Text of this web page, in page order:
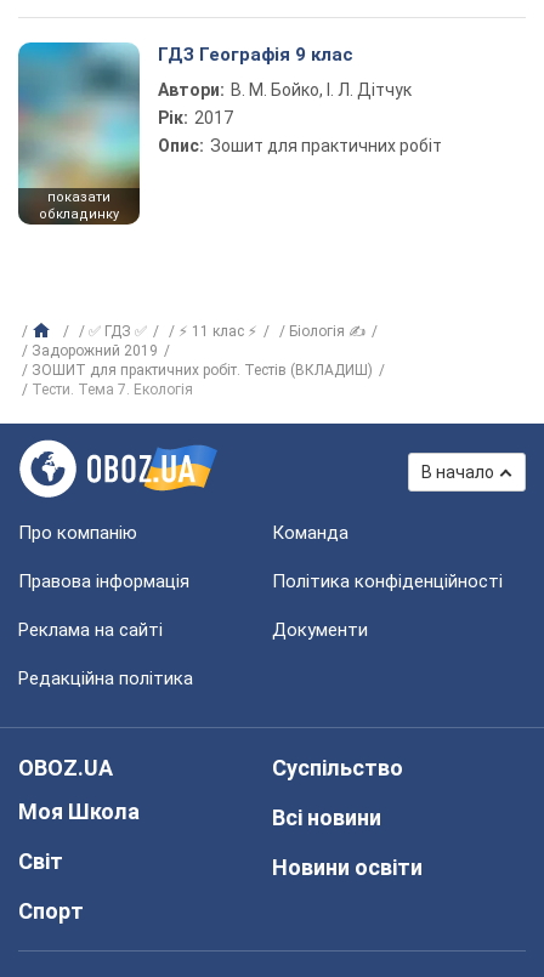
показати
обкладинку
ГДЗ Географія 9 клас
Автори: В. М. Бойко, І. Л. Дітчук
Рік: 2017
Опис: Зошит для практичних робіт
✅ ГДЗ ✅ ⚡ 11 клас ⚡
Біологія ✍
Задорожний 2019
ЗОШИТ для практичних робіт. Тестів (ВКЛАДИШ)
Тести. Тема 7. Екологія
В начало
Про компанію Команда
Правова інформація Політика конфіденційності
Реклама на сайті Документи
Редакційна політика
OBOZ.UA
Моя Школа
Світ
Спорт
Суспільство
Всі новини
Новини освіти